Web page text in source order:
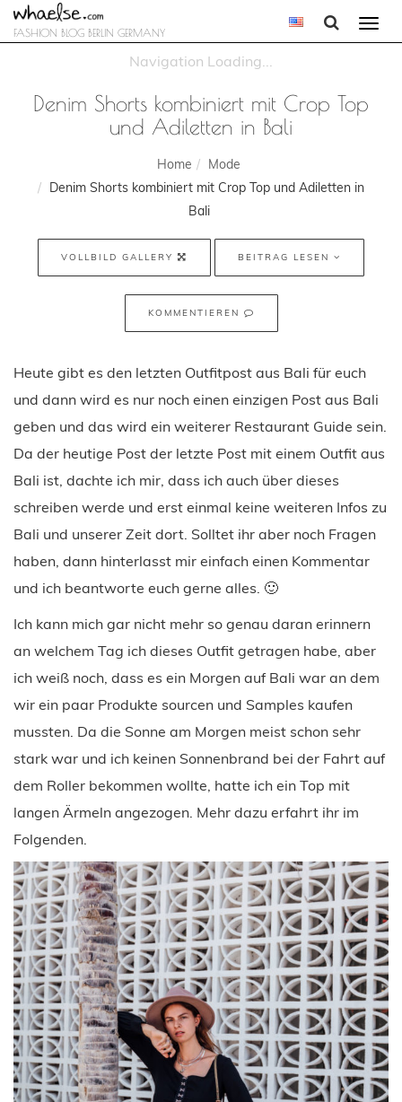
FASHION BLOG BERLIN GERMANY
Denim Shorts kombiniert mit Crop Top
und Adiletten in Bali
Home
Mode
Denim Shorts kombiniert mit Crop Top und Adiletten in
Bali
VOLLBILD GALLERY BEITRAG LESEN
KOMMENTIEREN
Heute gibt es den letzten Outfitpost aus Bali für euch
und dann wird es nur noch einen einzigen Post aus Bali
geben und das wird ein weiterer Restaurant Guide sein.
Da der heutige Post der letzte Post mit einem Outfit aus
Bali ist, dachte ich mir, dass ich auch über dieses
schreiben werde und erst einmal keine weiteren Infos zu
Bali und unserer Zeit dort. Solltet ihr aber noch Fragen
haben, dann hinterlasst mir einfach einen Kommentar
und ich beantworte euch gerne alles. 🙂
Ich kann mich gar nicht mehr so genau daran erinnern
an welchem Tag ich dieses Outfit getragen habe, aber
ich weiß noch, dass es ein Morgen auf Bali war an dem
wir ein paar Produkte sourcen und Samples kaufen
mussten. Da die Sonne am Morgen meist schon sehr
stark war und ich keinen Sonnenbrand bei der Fahrt auf
dem Roller bekommen wollte, hatte ich ein Top mit
langen Ärmeln angezogen. Mehr dazu erfahrt ihr im
Folgenden.